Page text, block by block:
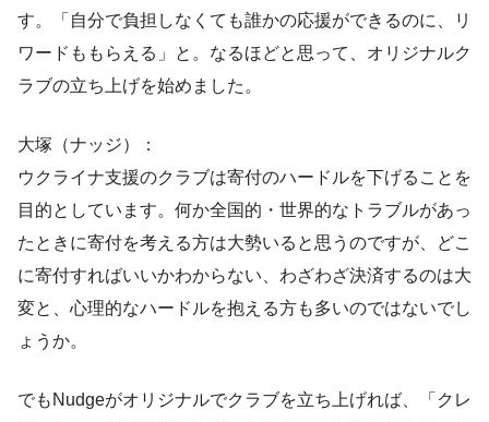
す。「自分で負担しなくても誰かの応援ができるのに、リ
ワードももらえる」と。なるほどと思って、オリジナルク
ラブの立ち上げを始めました。
大塚（ナッジ）：
ウクライナ支援のクラブは寄付のハードルを下げることを
目的としています。何か全国的・世界的なトラブルがあっ
たときに寄付を考える方は大勢いると思うのですが、どこ
に寄付すればいいかわからない、わざわざ決済するのは大
変と、心理的なハードルを抱える方も多いのではないでし
ょうか。
でもNudgeがオリジナルでクラブを立ち上げれば、「クレ